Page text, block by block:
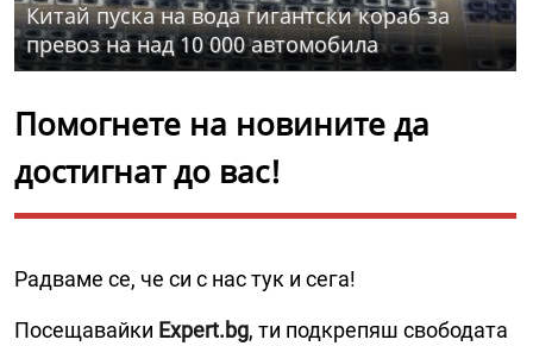
Китай пуска на вода гигантски кораб за
превоз на над 10 000 автомобила
Помогнете на новините да
достигнат до вас!
Радваме се, че си с нас тук и сега!
Посещавайки Expert.bg, ти подкрепяш свободата